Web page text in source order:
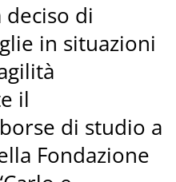
deciso di
in situazioni
il
di studio a
Fondazione